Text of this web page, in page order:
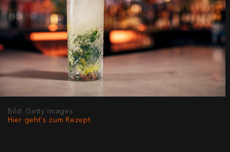
Bild: Getty Images
Hier geht's zum Rezept